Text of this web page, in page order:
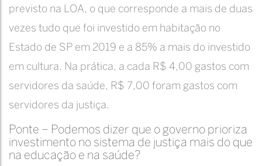
previsto na LOA, o que corresponde a mais de duas
vezes tudo que foi investido em habitação no
Estado de SP em 2019 e a 85% a mais do investido
em cultura. Na prática, a cada R$ 4,00 gastos com
servidores da saúde, R$ 7,00 foram gastos com
servidores da justiça.
Ponte – Podemos dizer que o governo prioriza
investimento no sistema de justiça mais do que
na educação e na saúde?